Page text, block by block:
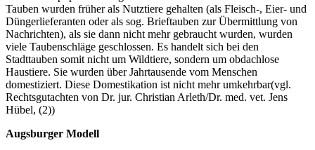
Tauben wurden früher als Nutztiere gehalten (als Fleisch-, Eier- und
Düngerlieferanten oder als sog. Brieftauben zur Übermittlung von
Nachrichten), als sie dann nicht mehr gebraucht wurden, wurden
viele Taubenschläge geschlossen. Es handelt sich bei den
Stadttauben somit nicht um Wildtiere, sondern um obdachlose
Haustiere. Sie wurden über Jahrtausende vom Menschen
domestiziert. Diese Domestikation ist nicht mehr umkehrbar(vgl.
Rechtsgutachten von Dr. jur. Christian Arleth/Dr. med. vet. Jens
Hübel, (2))
Augsburger Modell